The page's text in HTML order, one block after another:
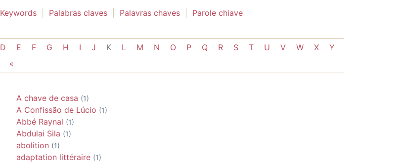
Keywords Palabras claves Palavras chaves Parole chiave
D E F G H I J K L M N O P Q R S T U V W X
Y
«
A chave de casa (1)
A Confissão de Lúcio (1)
Abbé Raynal (1)
Abdulai Sila (1)
abolition (1)
adaptation littéraire (1)